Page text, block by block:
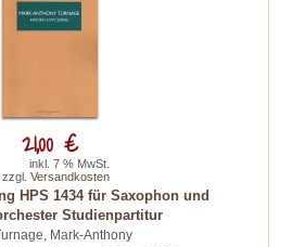
HPS 1434 für Saxophon und
Studienpartitur
Mark-Anthony
21,00 €
inkl. 7 % MwSt.
zzgl. Versandkosten